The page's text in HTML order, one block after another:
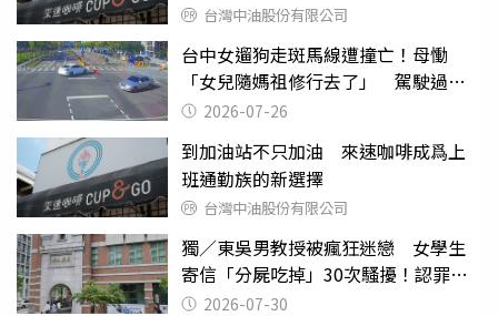
台灣中油股份有限公司
台中女遛狗走斑馬線遭撞亡！母慟
「女兒隨媽祖修行去了」 駕駛過失
致死判9月
2026-07-26
到加油站不只加油 來速咖啡成爲上
班通勤族的新選擇
台灣中油股份有限公司
獨／東吳男教授被瘋狂迷戀 女學生
寄信「分屍吃掉」30次騷擾！認罪免
關 2026-07-30